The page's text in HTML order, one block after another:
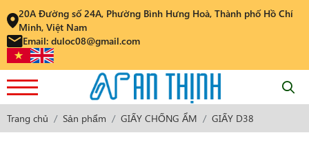
20A Đường số 24A, Phường Bình Hưng Hoà, Thành phố Hồ Chí
Minh, Việt Nam
Email: duloc08@gmail.com
Trang chủ Sản phẩm GIẤY CHỐNG ẨM GIẤY D38